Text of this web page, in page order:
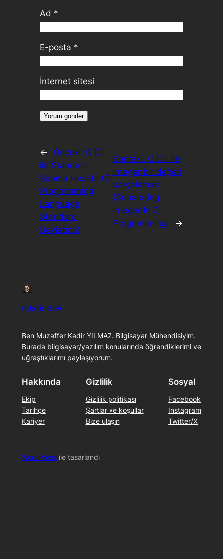
Ad *
E-posta *
İnternet sitesi
← Önceki: C Dili
ile Standart
Sapma Hesabı (C
Programming
Language
Standard
Deviation)
Sonraki: C Dili ile
integer bir değeri
parçalamak
(Separating
Integer In C
Programming)
→
mkdir dev
Ben Muzaffer Kadir YILMAZ. Bilgisayar Mühendisiyim.
Burada bilgisayar/yazılım konularında öğrendiklerimi ve
uğraştıklarımı paylaşıyorum.
Hakkında
Ekip
Tarihçe
Kariyer
Gizlilik
Gizlilik politikası
Şartlar ve koşullar
Bize ulaşın
Sosyal
Facebook
Instagram
Twitter/X
WordPressile tasarlandı